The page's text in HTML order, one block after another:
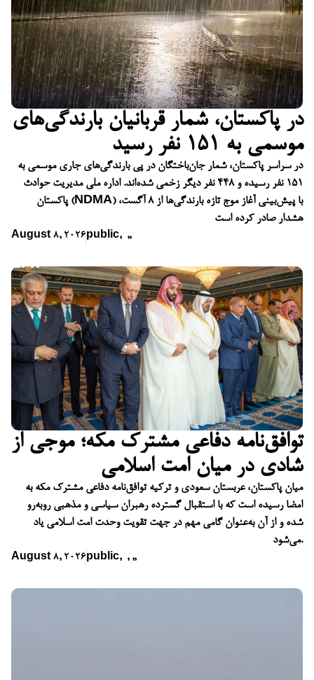
در پاکستان، شمار قربانیان بارندگی‌های
موسمی به ۱۵۱ نفر رسید
در سراسر پاکستان، شمار جان‌باختگان در پی بارندگی‌های جاری موسمی به
۱۵۱ نفر رسیده و ۴۴۸ نفر دیگر زخمی شده‌اند. اداره ملی مدیریت حوادث
پاکستان (NDMA) با پیش‌بینی آغاز موج تازه بارندگی‌ها از ۸ آگست،
هشدار صادر کرده است
August 8, 2026 public, ,,
توافق‌نامه دفاعی مشترک مکه؛ موجی از
شادی در میان امت اسلامی
میان پاکستان، عربستان سعودی و ترکیه توافق‌نامه دفاعی مشترک مکه به
امضا رسیده است که با استقبال گسترده رهبران سیاسی و مذهبی روبه‌رو
شده و از آن به‌عنوان گامی مهم در جهت تقویت وحدت امت اسلامی یاد
می‌شود.
August 8, 2026 public, ,,,